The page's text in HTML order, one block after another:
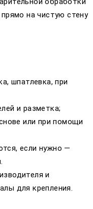
на чистую стену
шпатлевка, при
и разметка;
или при помощи
если нужно —
и
для крепления.